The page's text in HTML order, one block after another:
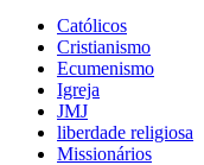
Católicos
Cristianismo
Ecumenismo
Igreja
JMJ
liberdade religiosa
Missionários